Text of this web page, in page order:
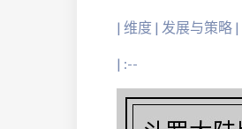
| 维度 | 发展与策略
| :--